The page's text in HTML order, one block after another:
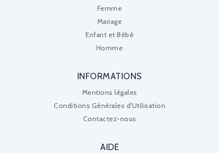
Femme
Mariage
Enfant et Bébé
Homme
INFORMATIONS
Mentions légales
Conditions Générales d'Utilisation
Contactez-nous
AIDE